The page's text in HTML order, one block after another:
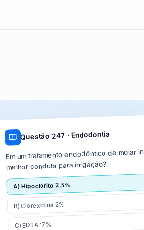
Questão 247 · Endodontia
Em um tratamento endodôntico de molar
melhor conduta para irrigação?
A)Hipoclorito 2,5%
B)Clorexidina 2%
C) EDTA 17%